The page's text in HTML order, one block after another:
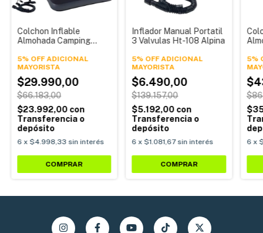
Colchon Inflable
Almohada Camping
Inflador 1 Plaza Alpina
5% OFF ADICIONAL
$29.990,00
$66.183,00
$23.992,00 con
Transferencia o
depósito
6 x $4.998,33 sin interés
Inflador Manual Portatil
3 Valvulas Ht-108 Alpina
5% OFF ADICIONAL
$6.490,00
$139.157,00
$5.192,00 con
Transferencia o
depósito
6 x $1.081,67 sin interés
5%
6 x